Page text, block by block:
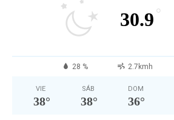
30.9 °
28 % 2.7kmh
VIE
38°
SÁB
38°
DOM
36°